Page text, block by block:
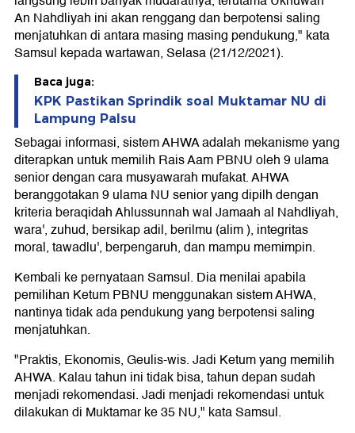
An Nahdliyah ini akan renggang dan berpotensi saling
menjatuhkan di antara masing masing pendukung," kata
Samsul kepada wartawan, Selasa (21/12/2021).
Baca juga:
KPK Pastikan Sprindik soal Muktamar NU di
Lampung Palsu
Sebagai informasi, sistem AHWA adalah mekanisme yang
diterapkan untuk memilih Rais Aam PBNU oleh 9 ulama
senior dengan cara musyawarah mufakat. AHWA
beranggotakan 9 ulama NU senior yang dipilh dengan
kriteria beraqidah Ahlussunnah wal Jamaah al Nahdliyah,
wara', zuhud, bersikap adil, berilmu (alim ), integritas
moral, tawadlu', berpengaruh, dan mampu memimpin.
Kembali ke pernyataan Samsul. Dia menilai apabila
pemilihan Ketum PBNU menggunakan sistem AHWA,
nantinya tidak ada pendukung yang berpotensi saling
menjatuhkan.
"Praktis, Ekonomis, Geulis-wis. Jadi Ketum yang memilih
AHWA. Kalau tahun ini tidak bisa, tahun depan sudah
menjadi rekomendasi. Jadi menjadi rekomendasi untuk
dilakukan di Muktamar ke 35 NU," kata Samsul.